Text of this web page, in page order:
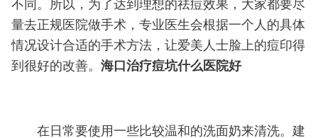
不同。所以，为了达到理想的祛痘效果，大家都要尽
量去正规医院做手术，专业医生会根据一个人的具体
情况设计合适的手术方法，让爱美人士脸上的痘印得
到很好的改善。 海口治疗痘坑什么医院好
在日常要使用一些比较温和的洗面奶来清洗。建